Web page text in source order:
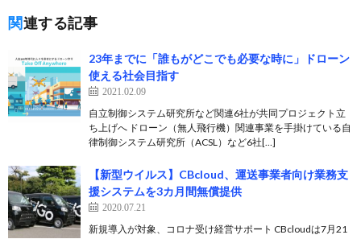
関連する記事
23年までに「誰もがどこでも必要な時に」ドローン
使える社会目指す
2021.02.09
自立制御システム研究所など関連6社が共同プロジェクト立
ち上げへ ドローン（無人飛行機）関連事業を手掛けている自
律制御システム研究所（ACSL）など6社[…]
【新型ウイルス】CBcloud、運送事業者向け業務支
援システムを3カ月間無償提供
2020.07.21
新規導入が対象、コロナ受け経営サポート CBcloudは7月21